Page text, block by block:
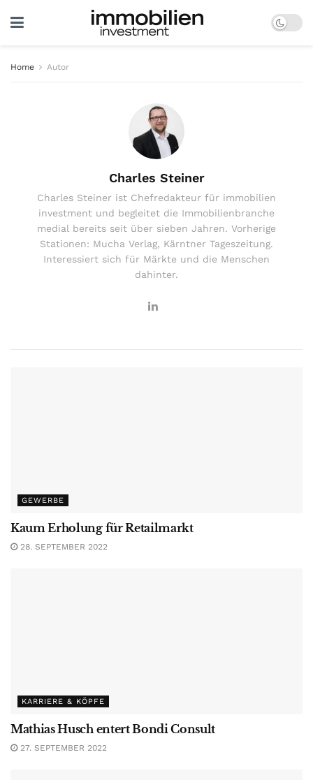
Home Autor
Charles Steiner
Charles Steiner ist Chefredakteur für immobilien
investment und begleitet die Immobilienbranche
medial bereits seit über sieben Jahren. Vorherige
Stationen: Mucha Verlag, Kärntner Tageszeitung.
Interessiert sich für Märkte und die Menschen
dahinter.
GEWERBE
Kaum Erholung für Retailmarkt
28. SEPTEMBER 2022
KARRIERE & KÖPFE
Mathias Husch entert Bondi Consult
27. SEPTEMBER 2022